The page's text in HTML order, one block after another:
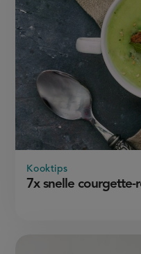
7x snelle courgette-
Kooktips